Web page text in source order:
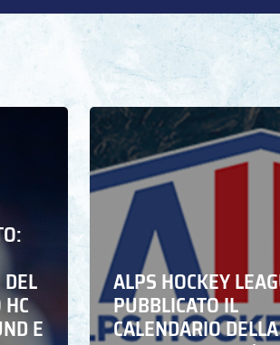
E
ALPS HOCKEY
PUBBLICATO IL
CALENDARIO DELLA